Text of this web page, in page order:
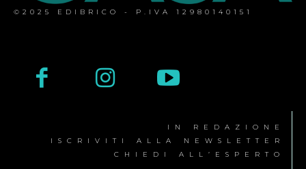
©2025 EDIBRICO - P.IVA 12980140151
IN REDAZIONE
ISCRIVITI ALLA NEWSLETTER
CHIEDI ALL’ESPERTO